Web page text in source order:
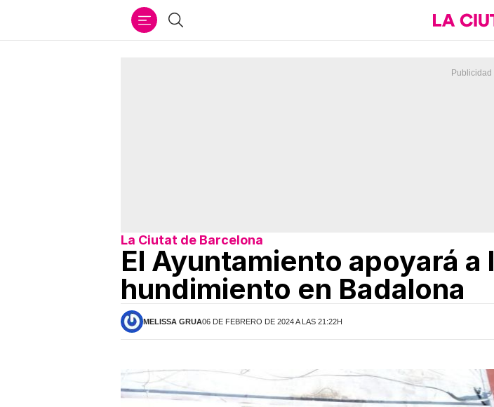
Buscar
La Ciutat de Barcelona
El Ayuntamiento apoyará
hundimiento en Badalona
MELISSA GRUA06 DE FEBRERO DE 2024 A LAS 21:22H